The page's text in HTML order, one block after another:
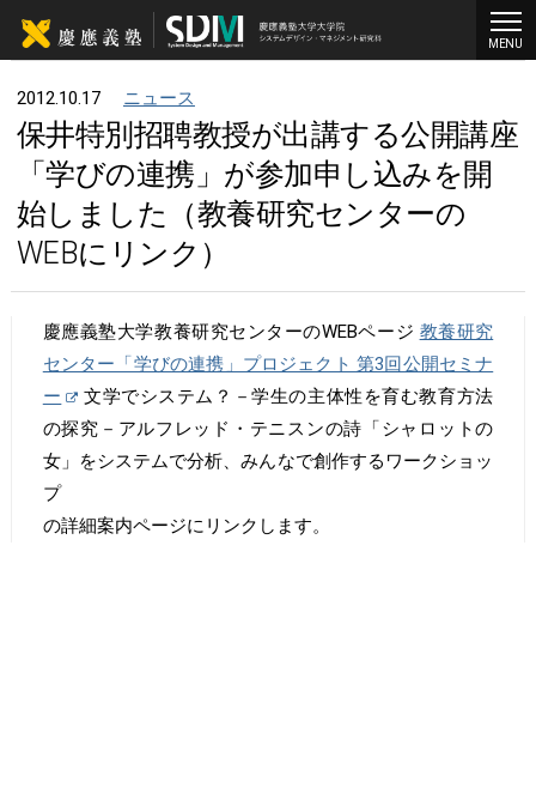
2012.10.17 ニュース
保井特別招聘教授が出講する公開講座
「学びの連携」が参加申し込みを開
始しました（教養研究センターの
WEBにリンク）
慶應義塾大学教養研究センターのWEBページ 教養研究
センター「学びの連携」プロジェクト 第3回公開セミナ
ー
文学でシステム？－学生の主体性を育む教育方法
の探究－アルフレッド・テニスンの詩「シャロットの
女」をシステムで分析、みんなで創作するワークショッ
プ
の詳細案内ページにリンクします。
MENU